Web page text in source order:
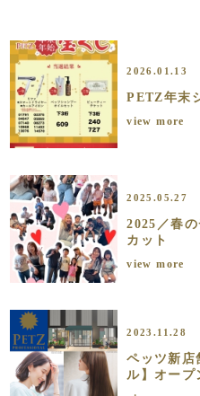
2026.01.13
PETZ年末
view more
2025.05.27
2025／春
カット
view more
2023.11.28
ペッツ新店
ル】オープ